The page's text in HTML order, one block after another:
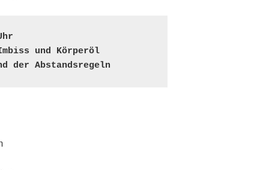
und Körperöl
der Abstandsregeln